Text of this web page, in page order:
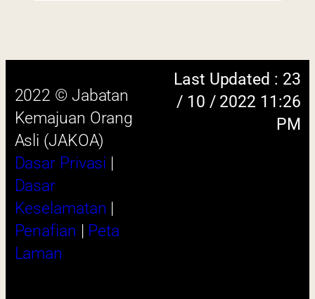
browser versi terkini dengan
skrin beresolusi 1280 x 1024 piksel